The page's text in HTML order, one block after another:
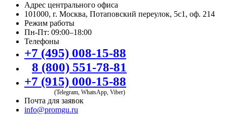
Адрес центрального офиса
101000, г. Москва, Потаповский переулок, 5с1, оф. 214
Режим работы
Пн-Пт: 09:00–18:00
Телефоны
+7 (495) 008-15-88
8 (800) 551-78-81
+7 (915) 000-15-88
(Telegram, WhatsApp, Viber)
Почта для заявок
info@promgu.ru